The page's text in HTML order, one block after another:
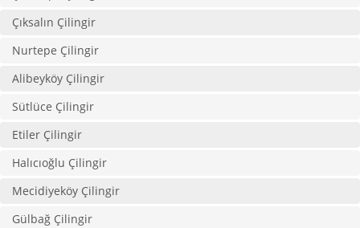
Çıksalın Çilingir
Nurtepe Çilingir
Alibeyköy Çilingir
Sütlüce Çilingir
Etiler Çilingir
Halıcıoğlu Çilingir
Mecidiyeköy Çilingir
Gülbağ Çilingir